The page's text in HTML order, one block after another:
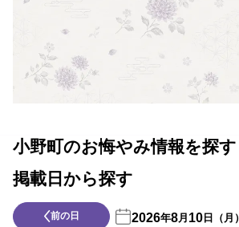
小野町のお悔やみ情報を探す
掲載日から探す
前の日 2026年8月 10日（月）